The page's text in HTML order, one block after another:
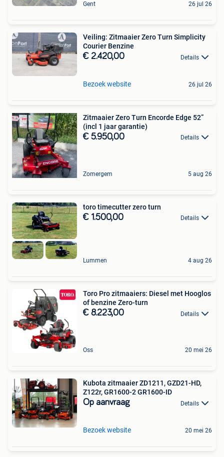
Gent 26 jul 26
Veiling: Zitmaaier Zero Turn Simplicity
Courier Benzine
€ 2.420,00 Details
Bezoek website 26 jul 26
Zitmaaier Zero Turn Encorde Edge 52”
(incl 1 jaar garantie)
€ 5.950,00 Details
Zomergem 5 aug 26
toro timecutter zero turn
€ 1.500,00 Details
Lummen 4 aug 26
Toro Pro zitmaaiers: Diesel met Hooglos
of benzine Zero-turn
€ 8.223,00 Details
Oss 20 mei 26
Kubota zitmaaier ZD1211, GZD21-HD,
Z122r, GR1600-2 GR1600-ID
Op aanvraag Details
Bezoek website 20 mei 26